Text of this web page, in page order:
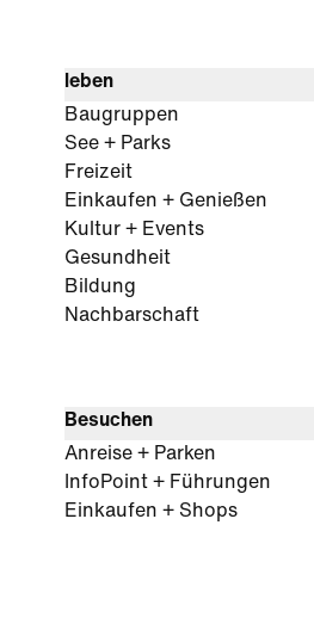
leben
Baugruppen
See + Parks
Freizeit
Einkaufen + Genießen
Kultur + Events
Gesundheit
Bildung
Nachbarschaft
Besuchen
Anreise + Parken
InfoPoint + Führungen
Einkaufen + Shops